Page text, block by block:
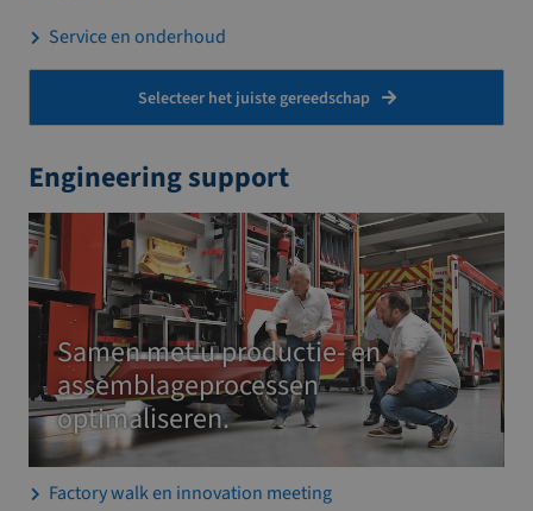
Service en onderhoud
Selecteer het juiste gereedschap
Engineering support
Samen met u productie- en
assemblageprocessen
optimaliseren.
Factory walk en innovation meeting